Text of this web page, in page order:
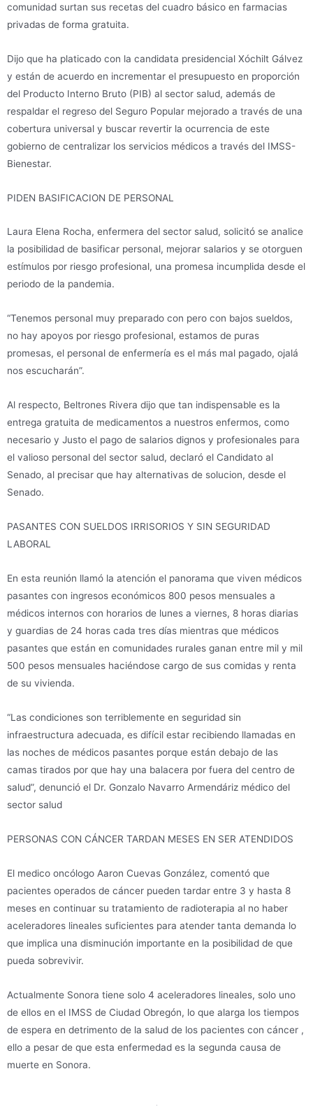
comunidad surtan sus recetas del cuadro básico en farmacias
privadas de forma gratuita.
Dijo que ha platicado con la candidata presidencial Xóchilt Gálvez
y están de acuerdo en incrementar el presupuesto en proporción
del Producto Interno Bruto (PIB) al sector salud, además de
respaldar el regreso del Seguro Popular mejorado a través de una
cobertura universal y buscar revertir la ocurrencia de este
gobierno de centralizar los servicios médicos a través del IMSS-
Bienestar.
PIDEN BASIFICACION DE PERSONAL
Laura Elena Rocha, enfermera del sector salud, solicitó se analice
la posibilidad de basificar personal, mejorar salarios y se otorguen
estímulos por riesgo profesional, una promesa incumplida desde el
periodo de la pandemia.
“Tenemos personal muy preparado con pero con bajos sueldos,
no hay apoyos por riesgo profesional, estamos de puras
promesas, el personal de enfermería es el más mal pagado, ojalá
nos escucharán”.
Al respecto, Beltrones Rivera dijo que tan indispensable es la
entrega gratuita de medicamentos a nuestros enfermos, como
necesario y Justo el pago de salarios dignos y profesionales para
el valioso personal del sector salud, declaró el Candidato al
Senado, al precisar que hay alternativas de solucion, desde el
Senado.
PASANTES CON SUELDOS IRRISORIOS Y SIN SEGURIDAD
LABORAL
En esta reunión llamó la atención el panorama que viven médicos
pasantes con ingresos económicos 800 pesos mensuales a
médicos internos con horarios de lunes a viernes, 8 horas diarias
y guardias de 24 horas cada tres días mientras que médicos
pasantes que están en comunidades rurales ganan entre mil y mil
500 pesos mensuales haciéndose cargo de sus comidas y renta
de su vivienda.
“Las condiciones son terriblemente en seguridad sin
infraestructura adecuada, es difícil estar recibiendo llamadas en
las noches de médicos pasantes porque están debajo de las
camas tirados por que hay una balacera por fuera del centro de
salud”, denunció el Dr. Gonzalo Navarro Armendáriz médico del
sector salud
PERSONAS CON CÁNCER TARDAN MESES EN SER ATENDIDOS
El medico oncólogo Aaron Cuevas González, comentó que
pacientes operados de cáncer pueden tardar entre 3 y hasta 8
meses en continuar su tratamiento de radioterapia al no haber
aceleradores lineales suficientes para atender tanta demanda lo
que implica una disminución importante en la posibilidad de que
pueda sobrevivir.
Actualmente Sonora tiene solo 4 aceleradores lineales, solo uno
de ellos en el IMSS de Ciudad Obregón, lo que alarga los tiempos
de espera en detrimento de la salud de los pacientes con cáncer ,
ello a pesar de que esta enfermedad es la segunda causa de
muerte en Sonora.